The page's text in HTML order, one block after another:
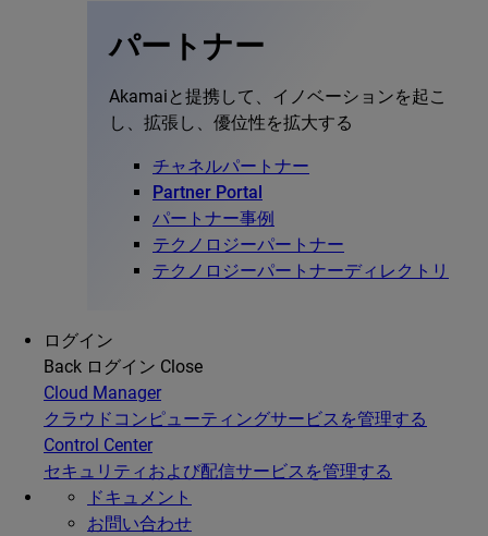
パートナー
Akamaiと提携して、イノベーションを起こ
し、拡張し、優位性を拡大する
チャネルパートナー
Partner Portal
パートナー事例
テクノロジーパートナー
テクノロジーパートナーディレクトリ
ログイン
Back ログイン Close
Cloud Manager
クラウドコンピューティングサービスを管理する
Control Center
セキュリティおよび配信サービスを管理する
ドキュメント
お問い合わせ